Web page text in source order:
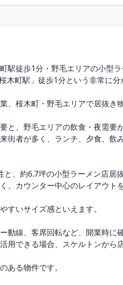
徒歩1分・野毛エリアの小型ラ
木町駅」徒歩1分という非常に
桜木町・野毛エリアで居抜き
、野毛エリアの飲食・夜需要
街者が多く、ランチ、夕食、飲
、約6.7坪の小型ラーメン店居
、カウンター中心のレイアウ
すいサイズ感といえます。
線、客席回転など、開業時に
用できる場合、スケルトンから
ある物件です。